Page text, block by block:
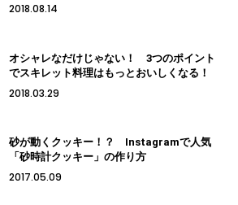
2018.08.14
オシャレなだけじゃない！ 3つのポイント
でスキレット料理はもっとおいしくなる！
2018.03.29
砂が動くクッキー！？ Instagramで人気
「砂時計クッキー」の作り方
2017.05.09